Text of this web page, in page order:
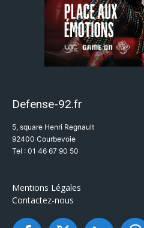
Defense-92.fr
5, square Henri Regnault
92400 Courbevoie
Tel : 01 46 67 90 50
Mentions Légales
Contactez-nous